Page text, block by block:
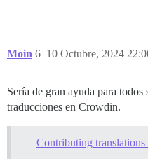
Moin 10 Octubre, 2024
6
Sería de gran ayuda para
traducciones en Crowdin.
Contributing translations